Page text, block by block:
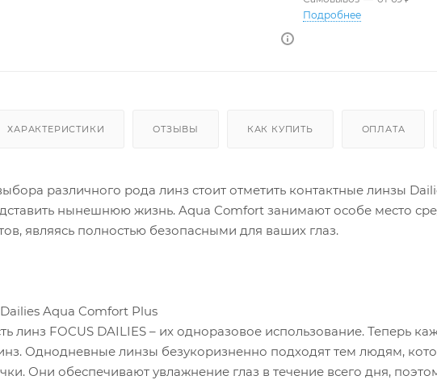
Подробнее
ХАРАКТЕРИСТИКИ ОТЗЫВЫ КАК КУПИТЬ ОПЛАТА
различного рода линз стоит отметить контактные линзы
нынешнюю жизнь. Aqua Comfort занимают особе место
являясь полностью безопасными для ваших глаз.
Aqua Comfort Plus
линз FOCUS DAILIES – их одноразовое использование. Теперь
Однодневные линзы безукоризненно подходят тем людям,
Они обеспечивают увлажнение глаз в течение всего дня,